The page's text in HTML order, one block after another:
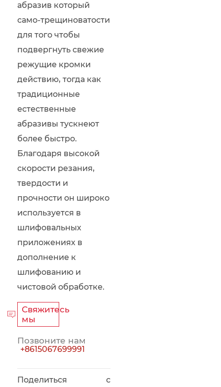
абразив который
само-трещиноватости
для того чтобы
подвергнуть свежие
режущие кромки
действию, тогда как
традиционные
естественные
абразивы тускнеют
более быстро.
Благодаря высокой
скорости резания,
твердости и
прочности он широко
используется в
шлифовальных
приложениях в
дополнение к
шлифованию и
чистовой обработке.

Свяжитесь
мы
Позвоните нам
+8615067699991
Поделиться с